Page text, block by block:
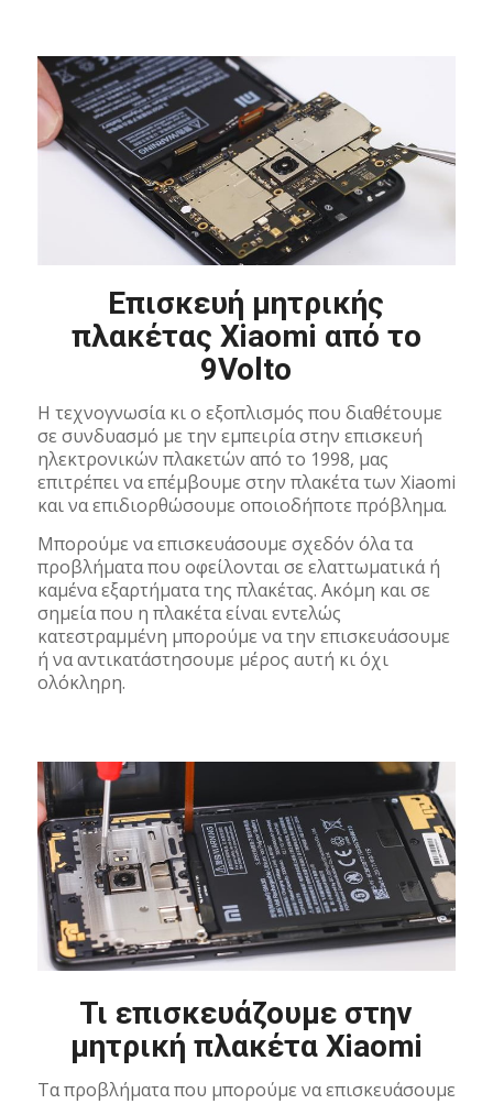
Επισκευή μητρικής
πλακέτας Xiaomi από το
9Volto
Η τεχνογνωσία κι ο εξοπλισμός που διαθέτουμε
σε συνδυασμό με την εμπειρία στην επισκευή
ηλεκτρονικών πλακετών από το 1998, μας
επιτρέπει να επέμβουμε στην πλακέτα των Xiaomi
και να επιδιορθώσουμε οποιοδήποτε πρόβλημα.
Μπορούμε να επισκευάσουμε σχεδόν όλα τα
προβλήματα που οφείλονται σε ελαττωματικά ή
καμένα εξαρτήματα της πλακέτας. Ακόμη και σε
σημεία που η πλακέτα είναι εντελώς
κατεστραμμένη μπορούμε να την επισκευάσουμε
ή να αντικατάστησουμε μέρος αυτή κι όχι
ολόκληρη.
Τι επισκευάζουμε στην
μητρική πλακέτα Xiaomi
Τα προβλήματα που μπορούμε να επισκευάσουμε